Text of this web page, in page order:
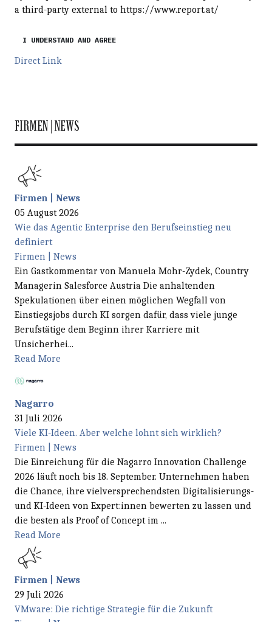
a third-party external to https://www.report.at/
I UNDERSTAND AND AGREE
Direct Link
FIRMEN | NEWS
Firmen | News
05 August 2026
Wie das Agentic Enterprise den Berufseinstieg neu
definiert
Firmen | News
Ein Gastkommentar von Manuela Mohr-Zydek, Country
Managerin Salesforce Austria Die anhaltenden
Spekulationen über einen möglichen Wegfall von
Einstiegsjobs durch KI sorgen dafür, dass viele junge
Berufstätige dem Beginn ihrer Karriere mit
Unsicherhei...
Read More
Nagarro
31 Juli 2026
Viele KI-Ideen. Aber welche lohnt sich wirklich?
Firmen | News
Die Einreichung für die Nagarro Innovation Challenge
2026 läuft noch bis 18. September. Unternehmen haben
die Chance, ihre vielversprechendsten Digitalisierungs-
und KI-Ideen von Expert:innen bewerten zu lassen und
die besten als Proof of Concept im ...
Read More
Firmen | News
29 Juli 2026
VMware: Die richtige Strategie für die Zukunft